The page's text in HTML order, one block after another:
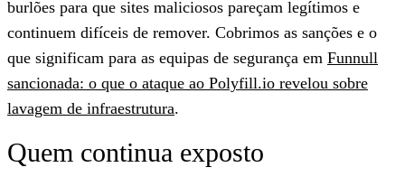
burlões para que sites maliciosos pareçam legítimos e
continuem difíceis de remover. Cobrimos as sanções e o
que significam para as equipas de segurança em Funnull
sancionada: o que o ataque ao Polyfill.io revelou sobre
lavagem de infraestrutura.
Quem continua exposto